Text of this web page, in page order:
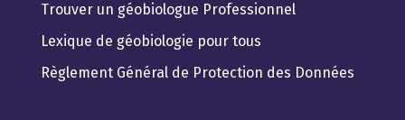
Trouver un géobiologue Professionnel
Lexique de géobiologie pour tous
Règlement Général de Protection des Données